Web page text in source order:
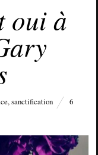
oui à
,sanctification
6